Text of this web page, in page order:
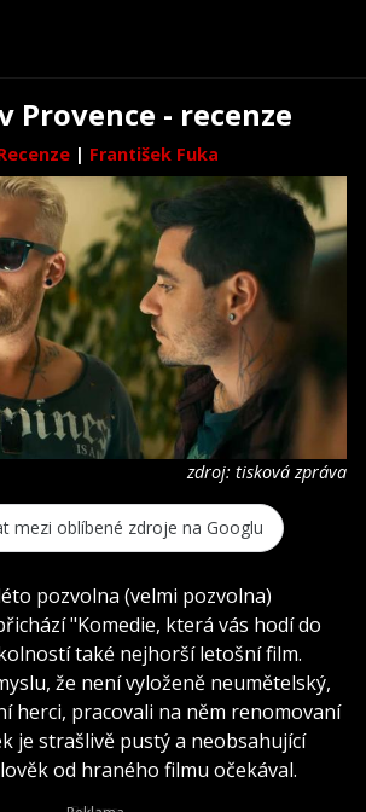
Provence - recenze
| František Fuka
zdroj: tisková zpráva
mezi oblíbené zdroje na Googlu
pozvolna (velmi pozvolna)
"Komedie, která vás hodí do
také nejhorší letošní film.
že není vyloženě neumětelský,
herci, pracovali na něm renomovaní
je strašlivě pustý a neobsahující
od hraného filmu očekával.